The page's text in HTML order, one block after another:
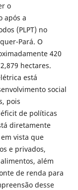
o
após a
(PLPT) no
Pará. O
420
hectares.
está
social
pois
de políticas
diretamente
vista que
e privados,
além
de renda para
desse